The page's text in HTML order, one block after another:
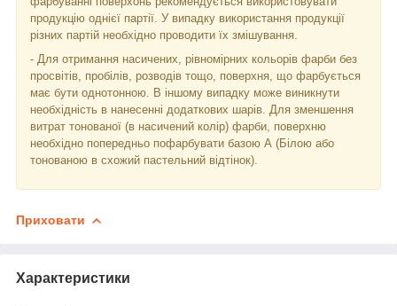
продукцію однієї партії. У випадку використання продукції
різних партій необхідно проводити їх змішування.
- Для отримання насичених, рівномірних кольорів фарби без
просвітів, пробілів, розводів тощо, поверхня, що фарбується
має бути однотонною. В іншому випадку може виникнути
необхідність в нанесенні додаткових шарів. Для зменшення
витрат тонованої (в насичений колір) фарби, поверхню
необхідно попередньо пофарбувати базою А (Білою або
тонованою в схожий пастельний відтінок).
Приховати
Характеристики